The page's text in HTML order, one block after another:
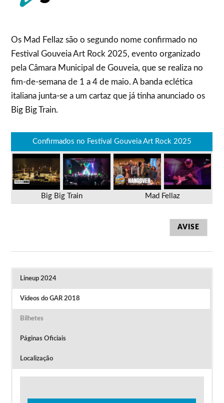
Os Mad Fellaz são o segundo nome confirmado no
Festival Gouveia Art Rock 2025, evento organizado
pela Câmara Municipal de Gouveia, que se realiza no
fim-de-semana de 1 a 4 de maio. A banda eclética
italiana junta-se a um cartaz que já tinha anunciado os
Big Big Train.
Confirmados no Festival Gouveia Art Rock 2025
Big Big Train Mad Fellaz
AVISE
Lineup 2024
Vídeos do GAR 2018
Bilhetes
Páginas Oficiais
Localização
Programa do Festival Gouveia Art